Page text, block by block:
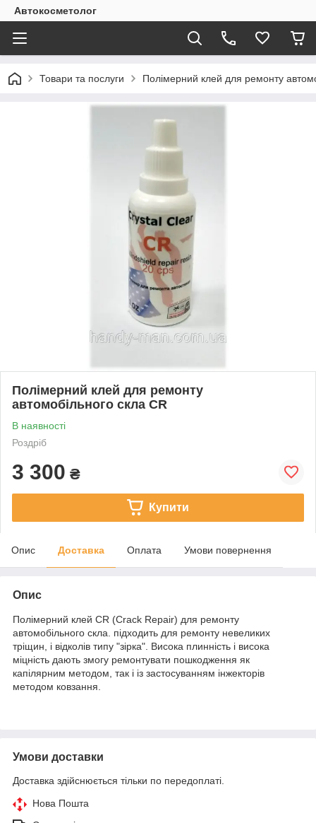
Автокосметолог
Товари та послуги Полімерний клей для ремонту
Полімерний клей для ремонту
автомобільного скла CR
В наявності
Роздріб
3 300 ₴
Купити
Опис Доставка Оплата Умови повернення
Опис
Полімерний клей CR (Crack Repair) для ремонту
автомобільного скла. підходить для ремонту невеликих
тріщин, і відколів типу "зірка". Висока плинність і висока
міцність дають змогу ремонтувати пошкодження як
капілярним методом, так і із застосуванням інжекторів
методом ковзання.
Умови доставки
Доставка здійснюється тільки по передоплаті.
Нова Пошта